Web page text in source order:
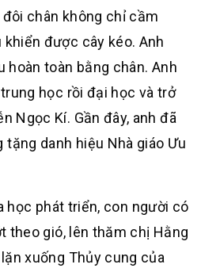
chân không chỉ cầm
được cây kéo. Anh
hoàn toàn bằng chân. Anh
học rồi đại học và trở
Ngọc Kí. Gần đây, anh đã
danh hiệu Nhà giáo Ưu
phát triển, con người có
theo gió, lên thăm chị Hằng
xuống Thủy cung của